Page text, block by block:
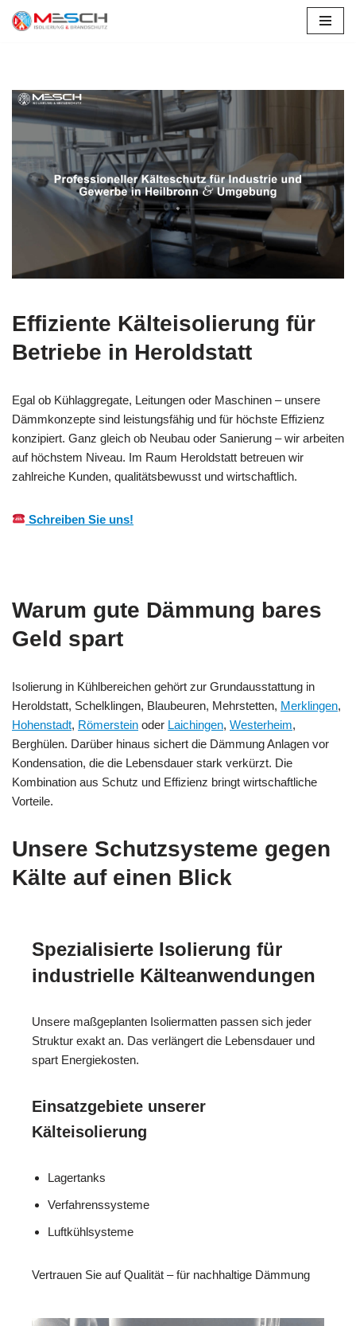
Effiziente Kälteisolierung für
Betriebe in Heroldstatt
Egal ob Kühlaggregate, Leitungen oder Maschinen – unsere
Dämmkonzepte sind leistungsfähig und für höchste Effizienz
konzipiert. Ganz gleich ob Neubau oder Sanierung – wir arbeiten
auf höchstem Niveau. Im Raum Heroldstatt betreuen wir
zahlreiche Kunden, qualitätsbewusst und wirtschaftlich.
Schreiben Sie uns!
Warum gute Dämmung bares
Geld spart
Isolierung in Kühlbereichen gehört zur Grundausstattung in
Heroldstatt, Schelklingen, Blaubeuren, Mehrstetten, Merklingen,
Hohenstadt, Römerstein oder Laichingen, Westerheim,
Berghülen. Darüber hinaus sichert die Dämmung Anlagen vor
Kondensation, die die Lebensdauer stark verkürzt. Die
Kombination aus Schutz und Effizienz bringt wirtschaftliche
Vorteile.
Unsere Schutzsysteme gegen
Kälte auf einen Blick
Spezialisierte Isolierung für
industrielle Kälteanwendungen
Unsere maßgeplanten Isoliermatten passen sich jeder
Struktur exakt an. Das verlängert die Lebensdauer und
spart Energiekosten.
Einsatzgebiete unserer
Kälteisolierung
Lagertanks
Verfahrenssysteme
Luftkühlsysteme
Vertrauen Sie auf Qualität – für nachhaltige Dämmung